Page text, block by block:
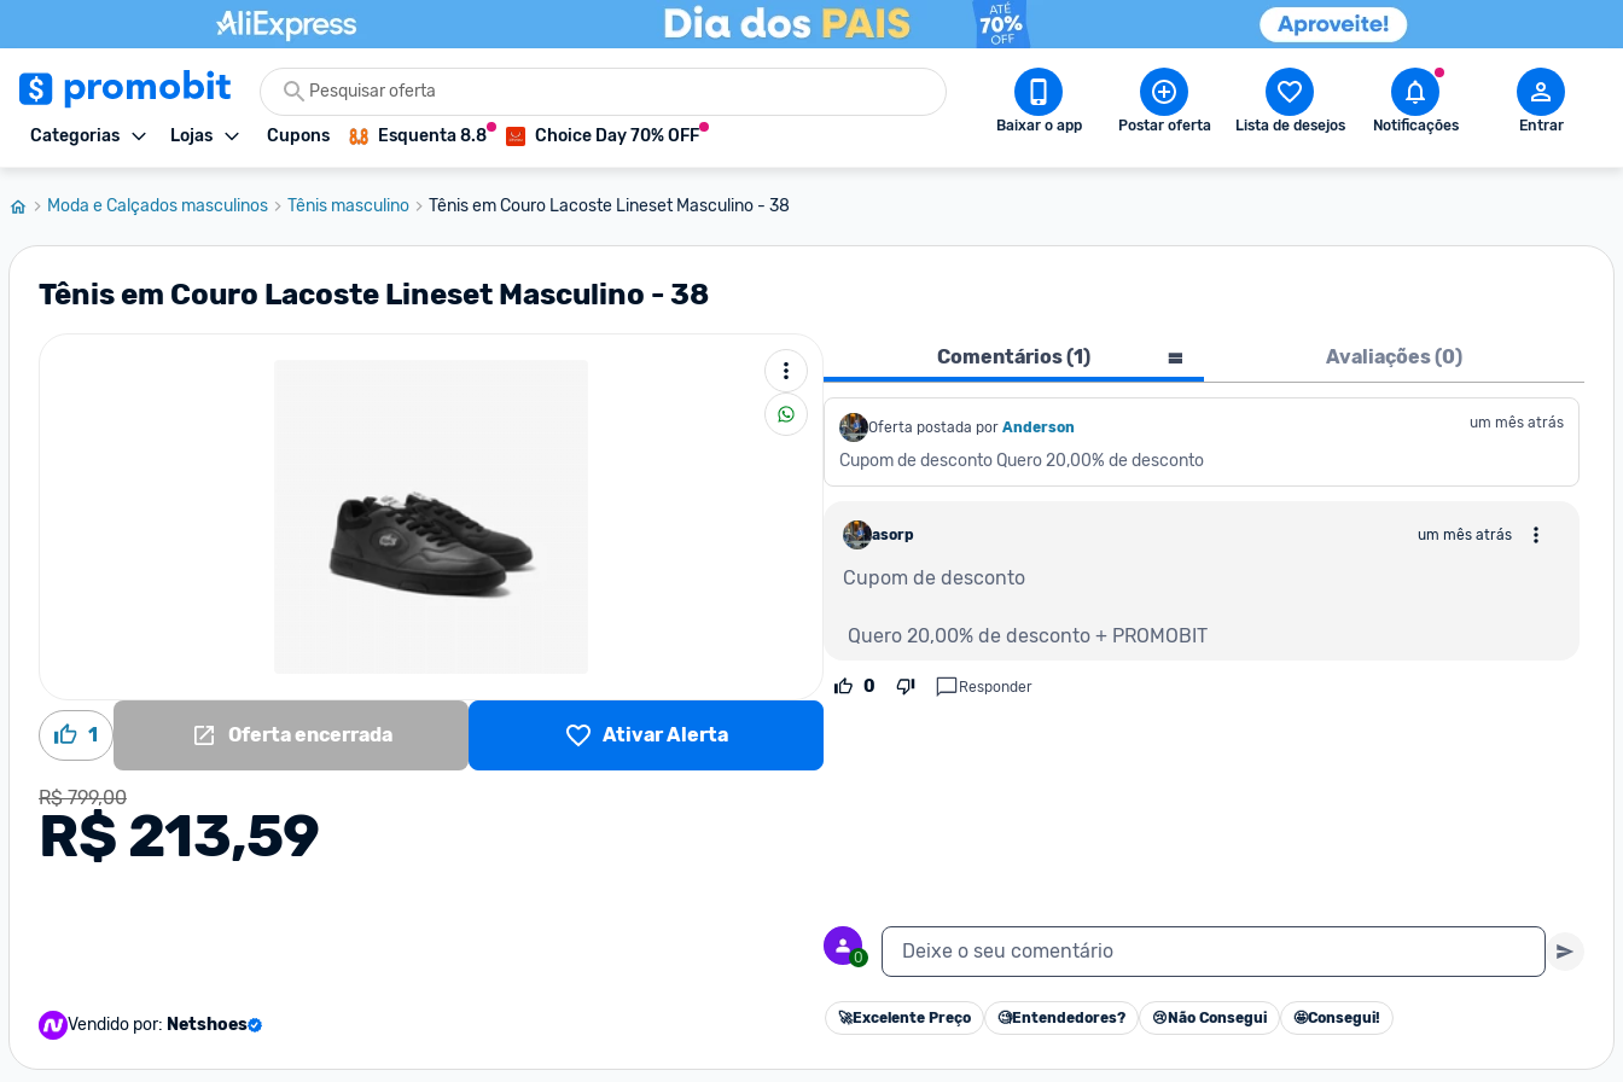
Categorias Lojas Cupons Esquenta 8.8 Choice Day 70% OFF Baixar o app Postar oferta Lista de desejos Notificações Entrar
Moda e Calçados masculinos Tênis masculino Tênis em Couro Lacoste Lineset Masculino - 38
Tênis em Couro Lacoste Lineset Masculino - 38
1 Oferta encerrada Ativar Alerta
R$ 799,00
R$ 213,59
Vendido por: Netshoes
Comentários (1) Avaliações (0)
Oferta postada por Anderson um mês atrás
Cupom de desconto Quero 20,00% de desconto
asorp um mês atrás
Cupom de desconto
Quero 20,00% de desconto + PROMOBIT
0 Responder
0 Deixe o seu comentário
🚀Excelente Preço 🧐Entendedores? 😢 Não Consegui 🤩Consegui!